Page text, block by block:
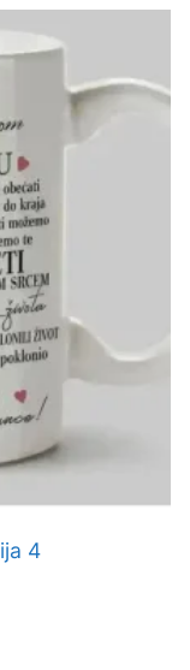
4